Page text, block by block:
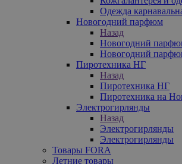
Одежда
Новогодний парфюм
Назад
Новогодний
Новогодний
Пиротехника НГ
Назад
Пиротехника НГ
Пиротехника на
Электрогирлянды
Назад
Электрогирлянды
Электрогирлянды
Товары FORA
Летние товары